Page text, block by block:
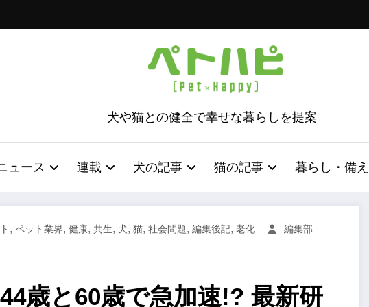
犬や猫との健全で幸せな暮らしを提案
ュース 連載 犬の記事 猫の記事 暮らし・備え
, ペット業界, 健康, 共生, 犬, 猫, 社会問題, 編集後記, 老化 編集部
歳と60歳で急加速!? 最新研